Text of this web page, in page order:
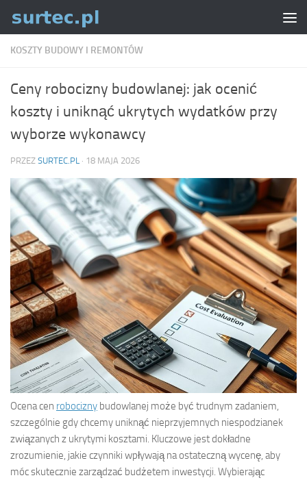
Skip to content
KOSZTY BUDOWY I REMONTÓW
Ceny robocizny budowlanej: jak ocenić
koszty i uniknąć ukrytych wydatków przy
wyborze wykonawcy
PRZEZ SURTEC.PL · 18 MAJA 2026
Ocena cen robocizny budowlanej może być trudnym zadaniem,
szczególnie gdy chcemy uniknąć nieprzyjemnych niespodzianek
związanych z ukrytymi kosztami. Kluczowe jest dokładne
zrozumienie, jakie czynniki wpływają na ostateczną wycenę, aby
móc skutecznie zarządzać budżetem inwestycji. Wybierając